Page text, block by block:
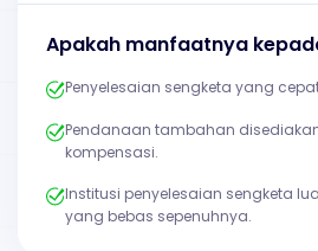
Apakah manfaatnya
Penyelesaian sengketa yang
Pendanaan tambahan
kompensasi.
Institusi penyelesaian sengketa
yang bebas sepenuhnya.